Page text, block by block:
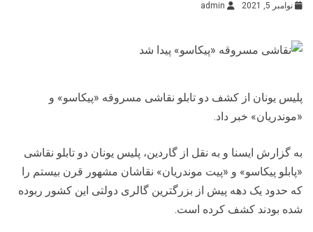
نوامبر 5, 2021 admin
پلیس یونان از کشف دو تابلو نقاشی مسروقه «پیکاسو» و
«موندریان» خبر داد.
به گزارش ایسنا و به نقل از گاردین، پلیس یونان دو تابلو نقاشی
«پابلو پیکاسو» و «پیت موندریان» نقاشان مشهور قرن بیستم را
که حدود یک دهه پیش از بزرگترین گالری دولتی این کشور ربوده
شده بودند کشف کرده است.